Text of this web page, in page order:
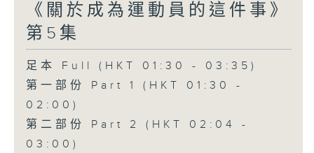
《關於成為運動員的這件事》
第5集
足本 Full (HKT 01:30 - 03:35)
第一部份 Part 1 (HKT 01:30 -
02:00)
第二部份 Part 2 (HKT 02:04 -
03:00)